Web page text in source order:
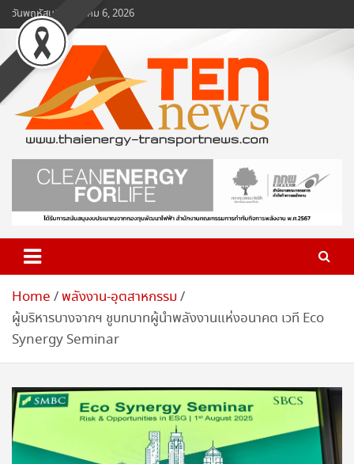
Skip
to
content
วันพฤหัสบดี, สิงหาคม 6, 2026
www.ten-news.com
ข่าวพลังงานและคมนาคม
Home พลังงาน-อุตสาหกรรม
ผู้บริหารบางจากฯ ชูบทบาทผู้นำพลังงานแห่งอนาคต เวที Eco
Synergy Seminar